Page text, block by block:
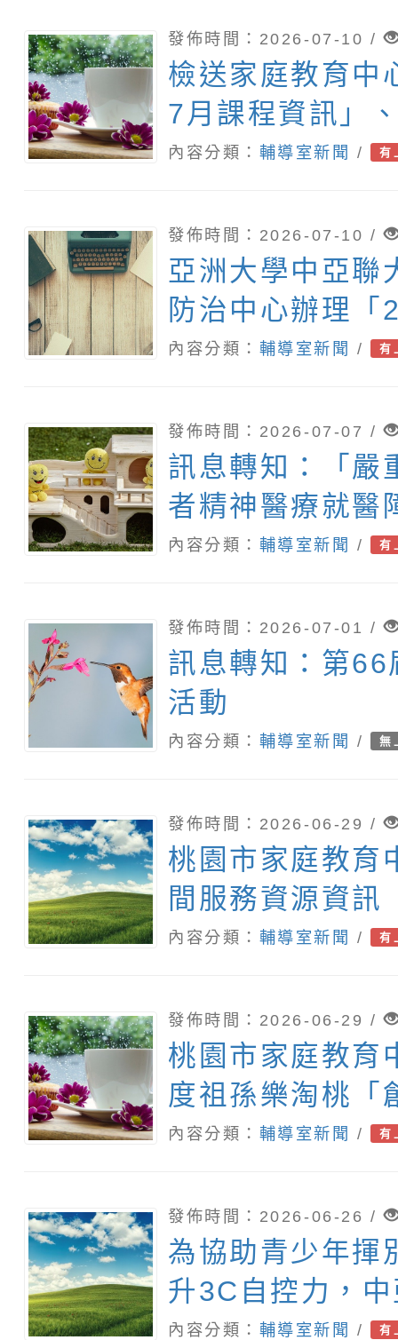
發佈時間：2026-07-10 /
檢送家庭教育中
7月課程資訊」
新鮮人」、「數
會」、「親密關
坊」、「祖孫樂
片徵件活動」海
惠請運用多元管
內容分類： 輔導室新聞 / 有
發佈時間：2026-07-10 /
亞洲大學中亞聯
防治中心辦理「
年幸福不迷網：
內容分類： 輔導室新聞 / 有
發佈時間：2026-07-07 /
訊息轉知：「嚴
者精神醫療就醫
精神病早期介入
服務
內容分類： 輔導室新聞 / 有
發佈時間：2026-07-01 /
訊息轉知：第66
活動
內容分類： 輔導室新聞 / 無
發佈時間：2026-06-29 /
桃園市家庭教育
間服務資源資訊
內容分類： 輔導室新聞 / 有
發佈時間：2026-06-29 /
桃園市家庭教育
度祖孫樂淘桃「
件活動」
內容分類： 輔導室新聞 / 有
發佈時間：2026-06-26 /
為協助青少年揮
升3C自控力，
成癮防治中心辦
內容分類： 輔導室新聞 / 有